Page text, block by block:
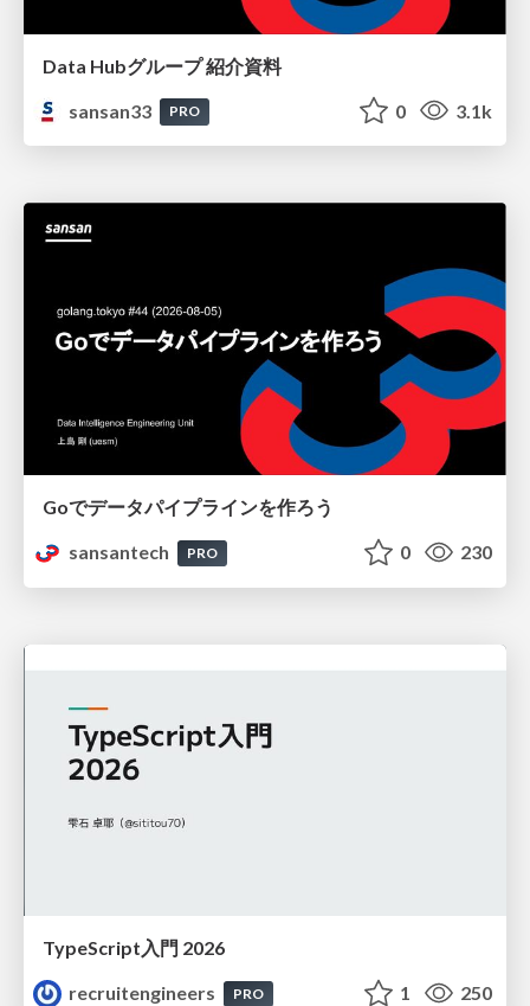
Data Hubグループ 紹介資料
sansan33
PRO 0 3.1k
Goでデータパイプラインを作ろう
sansantech
PRO 0 230
TypeScript入門 2026
recruitengineers
PRO 1 250